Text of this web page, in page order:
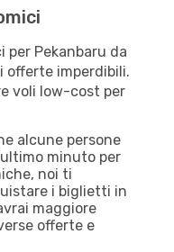
per Pekanbaru da
offerte imperdibili.
voli low-cost per
alcune persone
minuto per
noi ti
i biglietti in
maggiore
offerte e